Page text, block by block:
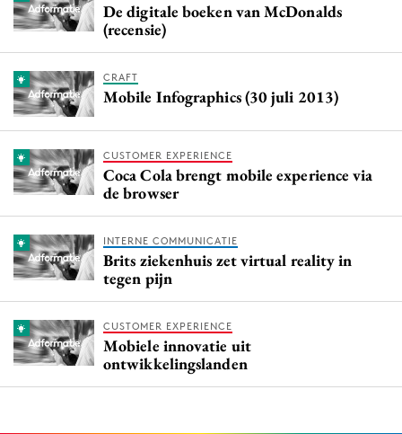
De digitale boeken van McDonalds
(recensie)
CRAFT
Mobile Infographics (30 juli 2013)
CUSTOMER EXPERIENCE
Coca Cola brengt mobile experience via
de browser
INTERNE COMMUNICATIE
Brits ziekenhuis zet virtual reality in
tegen pijn
CUSTOMER EXPERIENCE
Mobiele innovatie uit
ontwikkelingslanden